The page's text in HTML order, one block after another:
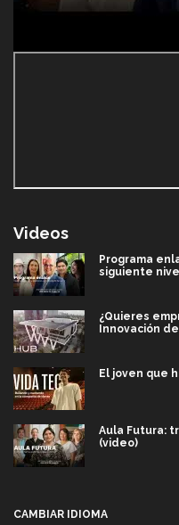
Videos
Programa
siguiente
¿Quieres
Innovación
El joven que
Aula Futura:
(video)
CAMBIAR IDIOMA